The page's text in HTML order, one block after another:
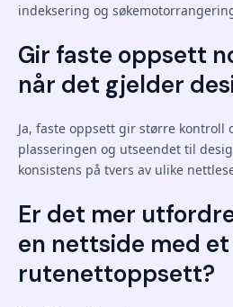
indeksering og
Gir faste oppsett
når det gjelder
Ja, faste oppsett gir større kontroll
plasseringen og utseendet til
konsistens på tvers av ulike
Er det mer
en nettside med
rutenettoppsett?